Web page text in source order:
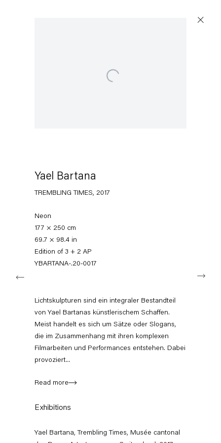
Subscribe to our mailing list
Sign-up
10178 Berlin
Tuesday – Saturday
+49 30 240 88 130
info@capitainpetzel.de
Instagram
ArtsyView
Open a larger version of the following image in a popup:
Yael Bartana
TREMBLING TIMES, 2017
Neon
177 × 250 cm
69.7 × 98.4 in
Edition of 3 + 2 AP
YBARTANA-.20-0017
Lichtskulpturen sind ein integraler Bestandteil
von Yael Bartanas künstlerischem Schaffen.
Meist handelt es sich um Sätze oder Slogans,
die im Zusammenhang mit ihren komplexen
Filmarbeiten und Performances entstehen. Dabei
provoziert...
Read more
Exhibitions
Yael Bartana, Trembling Times, Musée cantonal